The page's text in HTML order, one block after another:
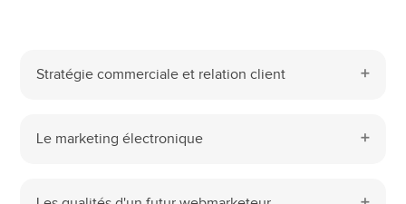
Stratégie commerciale et relation client
Le marketing électronique